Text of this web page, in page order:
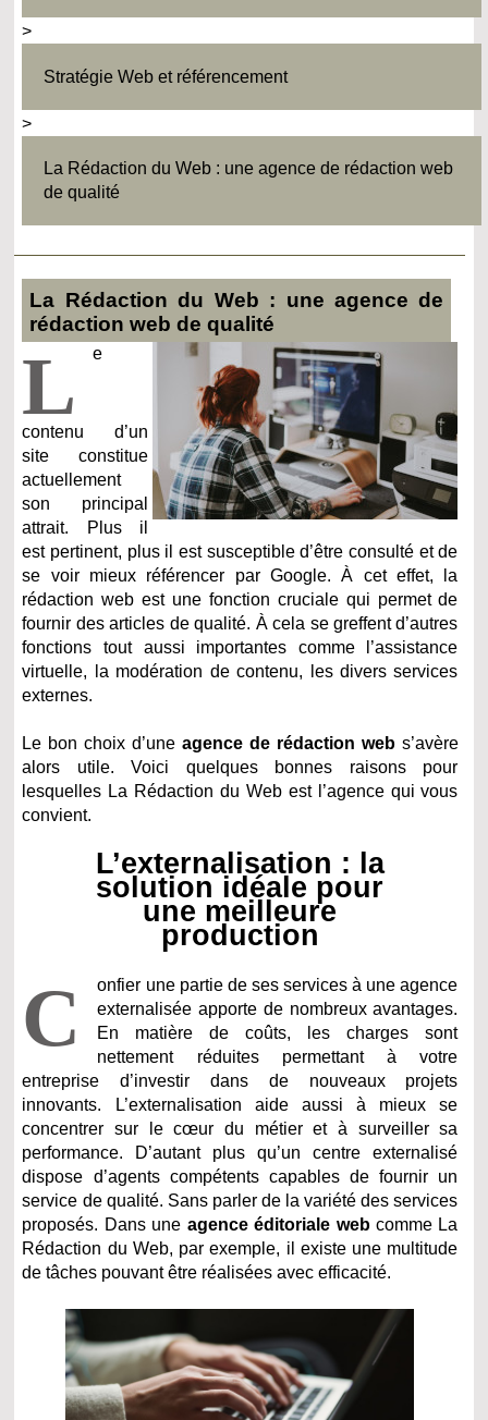
>
Stratégie Web et référencement
>
La Rédaction du Web : une agence de rédaction web
de qualité
La Rédaction du Web : une agence de
rédaction web de qualité
L e
contenu d’un
site constitue
actuellement
son principal
attrait. Plus il
est pertinent, plus il est susceptible d’être consulté et de
se voir mieux référencer par Google. À cet effet, la
rédaction web est une fonction cruciale qui permet de
fournir des articles de qualité. À cela se greffent d’autres
fonctions tout aussi importantes comme l’assistance
virtuelle, la modération de contenu, les divers services
externes.
Le bon choix d’une agence de rédaction web s’avère
alors utile. Voici quelques bonnes raisons pour
lesquelles La Rédaction du Web est l’agence qui vous
convient.
L’externalisation : la
solution idéale pour
une meilleure
production
C
onfier une partie de ses services à une agence
externalisée apporte de nombreux avantages.
En matière de coûts, les charges sont
nettement réduites permettant à votre
entreprise d’investir dans de nouveaux projets
innovants. L’externalisation aide aussi à mieux se
concentrer sur le cœur du métier et à surveiller sa
performance. D’autant plus qu’un centre externalisé
dispose d’agents compétents capables de fournir un
service de qualité. Sans parler de la variété des services
proposés. Dans une agence éditoriale webcomme La
Rédaction du Web, par exemple, il existe une multitude
de tâches pouvant être réalisées avec efficacité.